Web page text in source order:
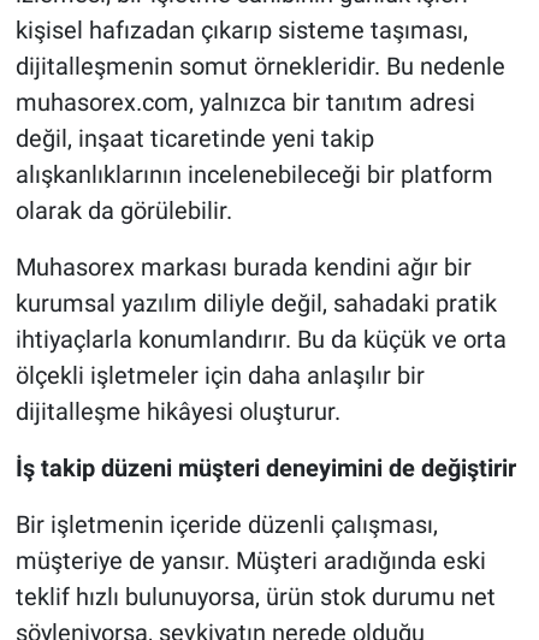
kişisel hafızadan çıkarıp sisteme taşıması,
dijitalleşmenin somut örnekleridir. Bu nedenle
muhasorex.com, yalnızca bir tanıtım adresi
değil, inşaat ticaretinde yeni takip
alışkanlıklarının incelenebileceği bir platform
olarak da görülebilir.
Muhasorex markası burada kendini ağır bir
kurumsal yazılım diliyle değil, sahadaki pratik
ihtiyaçlarla konumlandırır. Bu da küçük ve orta
ölçekli işletmeler için daha anlaşılır bir
dijitalleşme hikâyesi oluşturur.
İş takip düzeni müşteri deneyimini de değiştirir
Bir işletmenin içeride düzenli çalışması,
müşteriye de yansır. Müşteri aradığında eski
teklif hızlı bulunuyorsa, ürün stok durumu net
söyleniyorsa, sevkiyatın nerede olduğu